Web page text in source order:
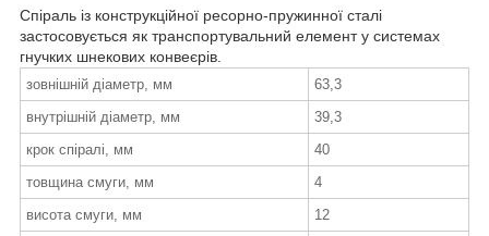
Спіраль із конструкційної ресорно-пружинної сталі
застосовується як транспортувальний елемент у системах
гнучких шнекових конвеєрів.
зовнішній діаметр, мм
63,3
внутрішній діаметр, мм
39,3
крок спіралі, мм
40
товщина смуги, мм
4
висота смуги, мм
12